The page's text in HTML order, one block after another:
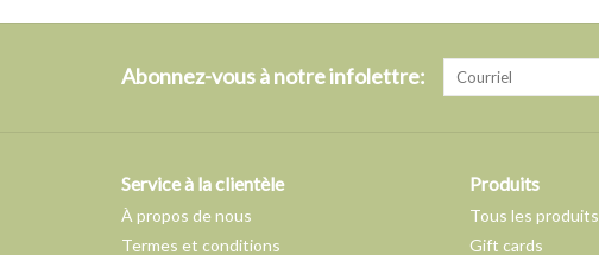
Abonnez-vous à notre infolettre:
Service à la clientèle
À propos de nous
Termes et conditions
Produits
Tous les produits
Gift cards